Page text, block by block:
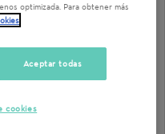
2025
12/11/2025 15:00
Talentos, etc son
con
optimizada. Para obtener más
Aceptar todas
cookies